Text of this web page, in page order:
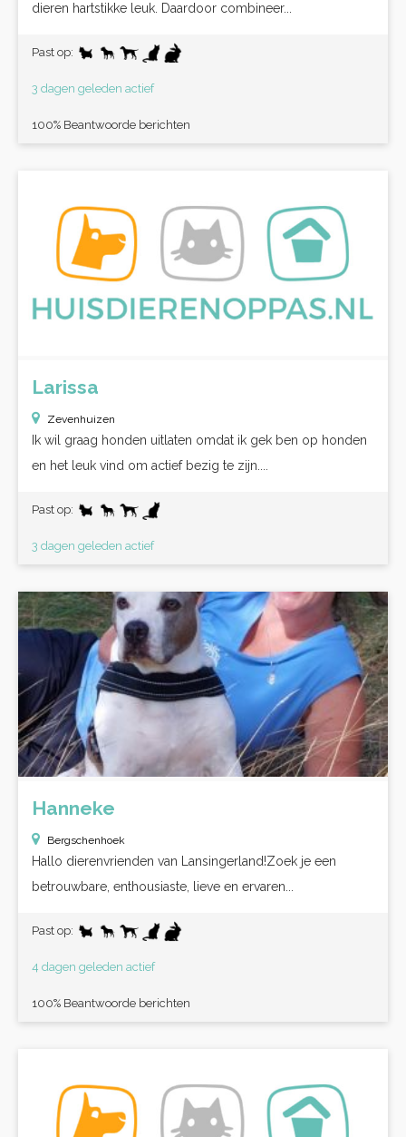
dieren hartstikke leuk. Daardoor combineer...
Past op:
3 dagen geleden actief
100% Beantwoorde berichten
Larissa
Zevenhuizen
Ik wil graag honden uitlaten omdat ik gek ben op honden
en het leuk vind om actief bezig te zijn....
Past op:
3 dagen geleden actief
Hanneke
Bergschenhoek
Hallo dierenvrienden van Lansingerland!Zoek je een
betrouwbare, enthousiaste, lieve en ervaren...
Past op:
4 dagen geleden actief
100% Beantwoorde berichten